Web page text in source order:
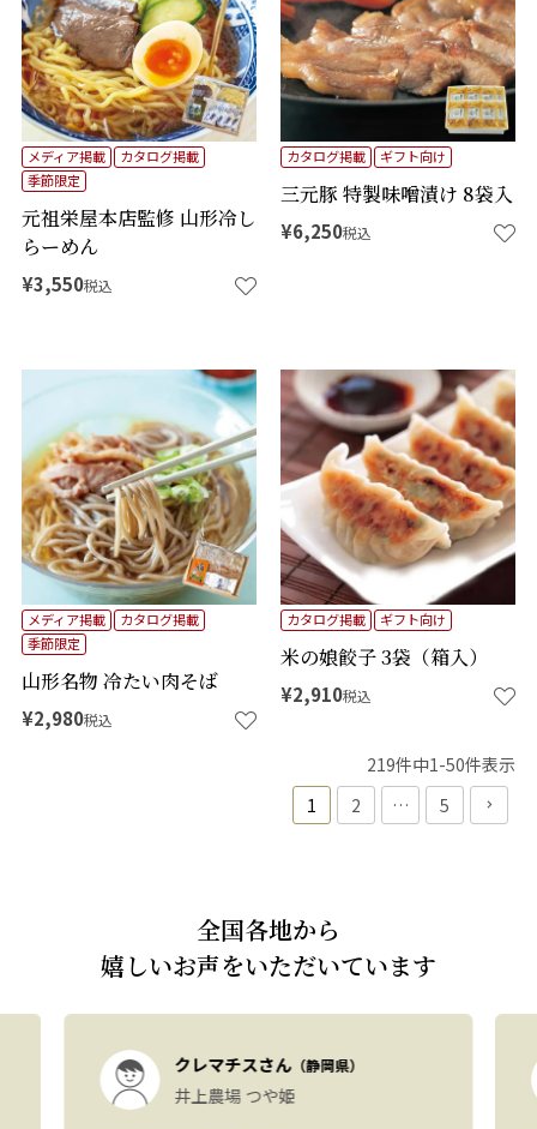
元祖栄屋本店監修 山形冷し
らーめん
メディア掲載
カタログ掲載
季節限定
¥3,550税込
三元豚 特製味噌漬け 8袋入
カタログ掲載 ギフト向け
¥6,250税込
山形名物 冷たい肉そば
メディア掲載
カタログ掲載
季節限定
¥2,980税込
米の娘餃子 3袋（箱入）
カタログ掲載 ギフト向け
¥2,910税込
219件中1-50件表示
1
2 … 5
全国各地から
嬉しいお声をいただいています
クレマチスさん（静岡県）
井上農場 つや姫